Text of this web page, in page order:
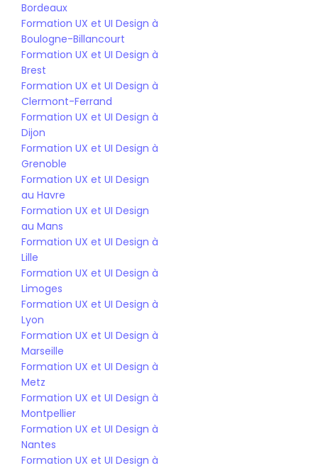
Bordeaux
Formation UX et UI Design à
Boulogne-Billancourt
Formation UX et UI Design à
Brest
Formation UX et UI Design à
Clermont-Ferrand
Formation UX et UI Design à
Dijon
Formation UX et UI Design à
Grenoble
Formation UX et UI Design
au Havre
Formation UX et UI Design
au Mans
Formation UX et UI Design à
Lille
Formation UX et UI Design à
Limoges
Formation UX et UI Design à
Lyon
Formation UX et UI Design à
Marseille
Formation UX et UI Design à
Metz
Formation UX et UI Design à
Montpellier
Formation UX et UI Design à
Nantes
Formation UX et UI Design à